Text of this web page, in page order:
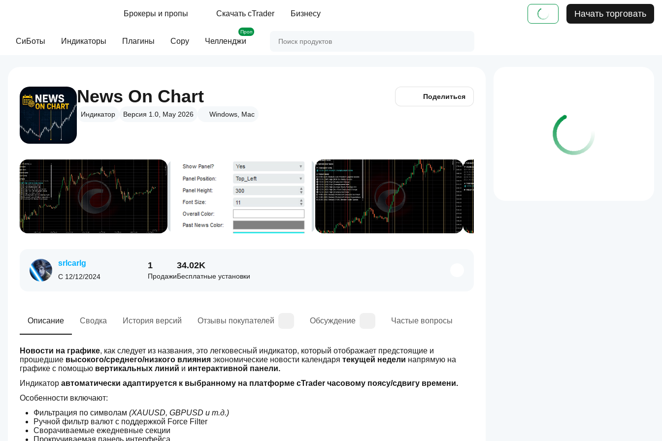
Брокеры и пропы Скачать cTrader Бизнесу Начать торговать
СиБоты Индикаторы Плагины Copy Челленджи
Проп
News On Chart
Индикатор Версия 1.0, May 2026 Windows, Mac
Поделиться
srlcarlg
С 12/12/2024
1
Продажи
34.02K
Бесплатные установки
Описание Сводка История версий Отзывы покупателей Обсуждение Частые вопросы
Новости на графике, как следует из названия, это легковесный индикатор, который отображает предстоящие и
прошедшие высокого/среднего/низкого влияния экономические новости календаря текущей недели напрямую на
графике с помощью вертикальных линий и интерактивной панели.
Индикатор автоматически адаптируется к выбранному на платформе cTrader часовому поясу/сдвигу времени.
Особенности включают:
Фильтрация по символам (XAUUSD, GBPUSD и т.д.)
Ручной фильтр валют с поддержкой Force Filter
Сворачиваемые ежедневные секции
Прокручиваемая панель интерфейса